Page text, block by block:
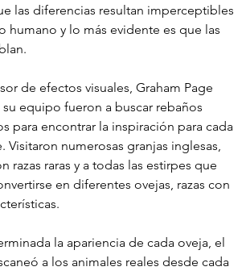
las diferencias resultan imperceptibles
humano y lo más evidente es que las
de efectos visuales, Graham Page
equipo fueron a buscar rebaños
para encontrar la inspiración para cada
Visitaron numerosas granjas inglesas,
razas raras y a todas las estirpes que
en diferentes ovejas, razas con
la apariencia de cada oveja, el
a los animales reales desde cada